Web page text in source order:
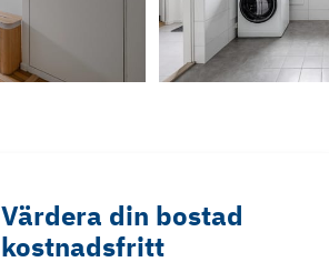
Värdera din bostad
kostnadsfritt